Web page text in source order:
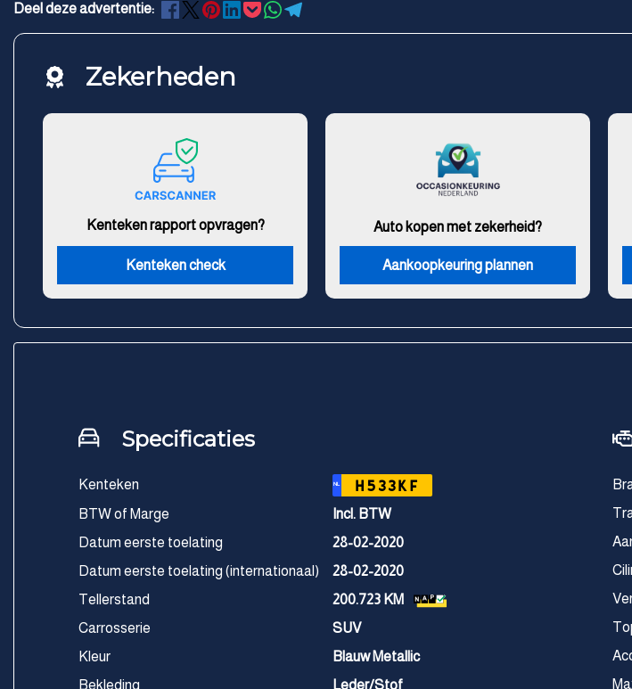
Deel deze advertentie:
Zekerheden
Kenteken rapport opvragen?
Kenteken check
Auto kopen met zekerheid?
Aankoopkeuring plannen
Specificaties
Kenteken NL H533KF
BTW of Marge
Incl. BTW
Datum eerste toelating
28-02-2020
Datum eerste toelating (internationaal)
28-02-2020
Tellerstand
200.723 KM
Carrosserie
SUV
Kleur
Blauw Metallic
Bekleding
Leder/Stof